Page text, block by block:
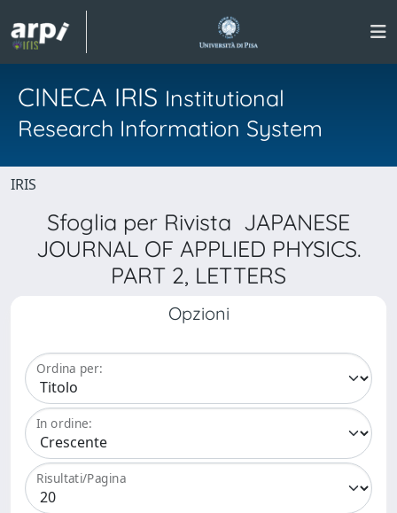
CINECA IRIS Institutional
Research Information System
IRIS
Sfoglia per Rivista JAPANESE
JOURNAL OF APPLIED PHYSICS.
PART 2, LETTERS
Opzioni
Ordina per:
In ordine:
Risultati/Pagina